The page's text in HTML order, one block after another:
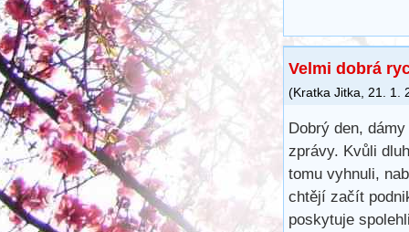
Velmi dobrá
(Kratka Jitka 21. 1.
Dobrý den,
zprávy. Kvůli
tomu vyhnuli,
chtějí začít
poskytuje